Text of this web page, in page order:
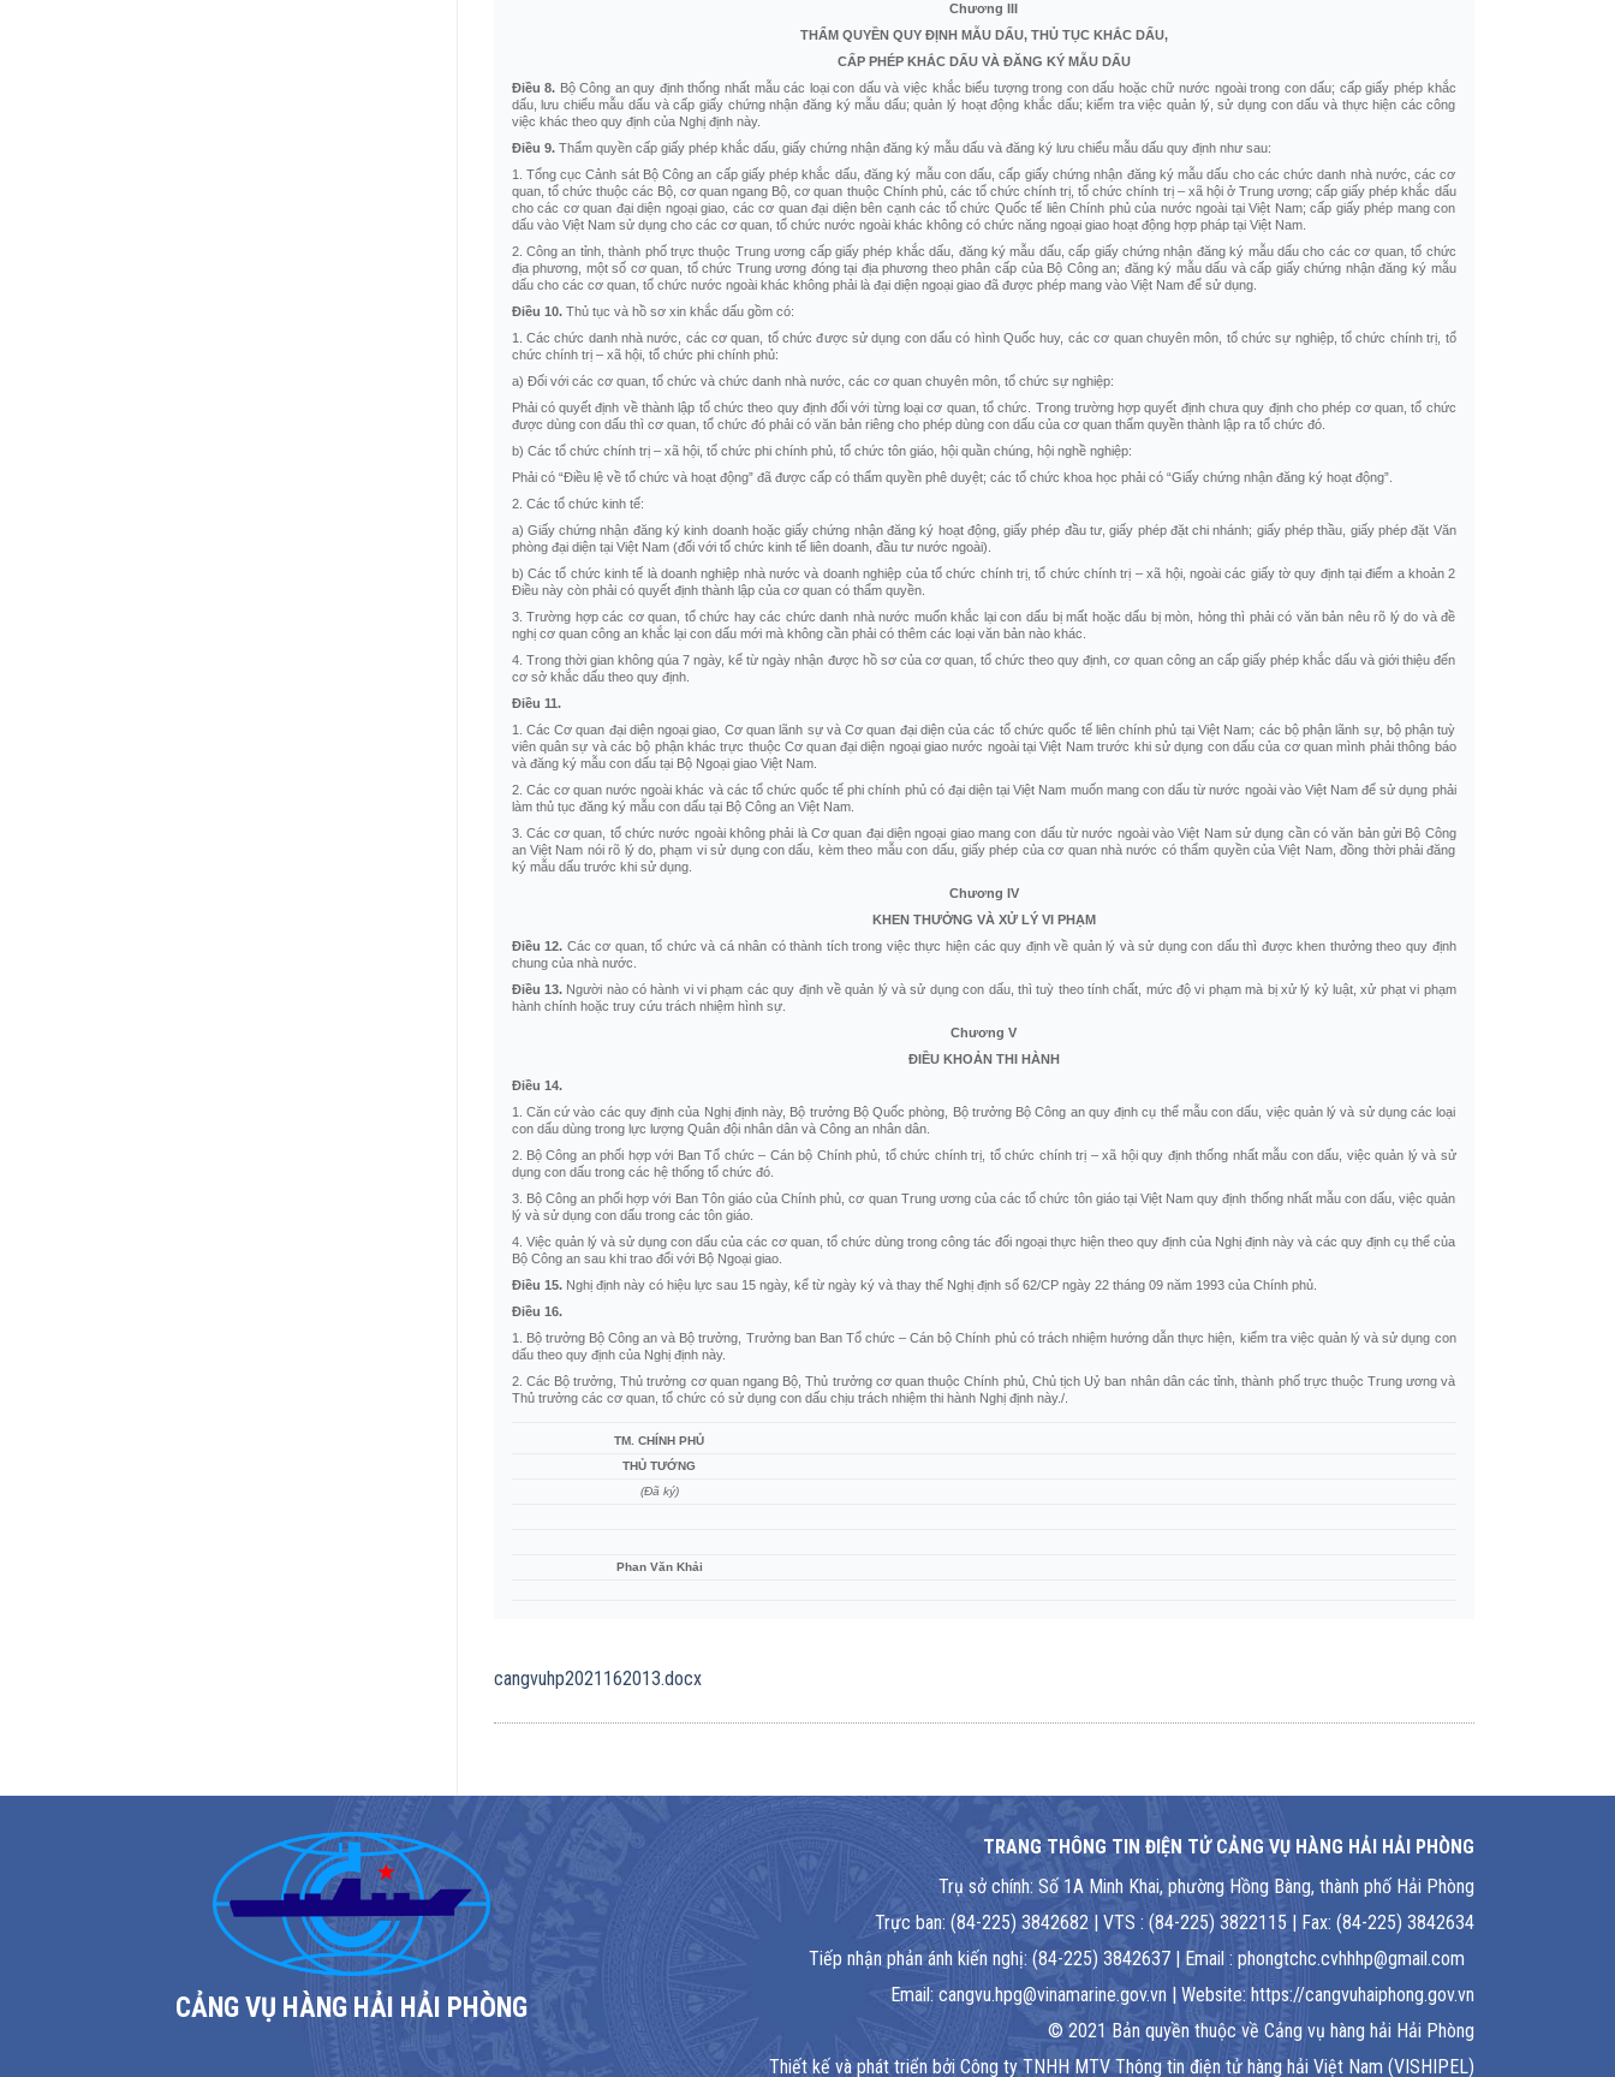
Chương III
THẨM QUYỀN QUY ĐỊNH MẪU DẤU, THỦ TỤC KHẮC DẤU,
CẤP PHÉP KHẮC DẤU VÀ ĐĂNG KÝ MẪU DẤU
Điều 8. Bộ Công an quy định thống nhất mẫu các loại con dấu và việc khắc biểu tượng trong con dấu hoặc chữ nước ngoài trong con dấu; cấp giấy phép khắc
dấu, lưu chiểu mẫu dấu và cấp giấy chứng nhận đăng ký mẫu dấu; quản lý hoạt động khắc dấu; kiểm tra việc quản lý, sử dụng con dấu và thực hiện các công
việc khác theo quy định của Nghị định này.
Điều 9. Thẩm quyền cấp giấy phép khắc dấu, giấy chứng nhận đăng ký mẫu dấu và đăng ký lưu chiểu mẫu dấu quy định như sau:
1. Tổng cục Cảnh sát Bộ Công an cấp giấy phép khắc dấu, đăng ký mẫu con dấu, cấp giấy chứng nhận đăng ký mẫu dấu cho các chức danh nhà nước, các cơ
quan, tổ chức thuộc các Bộ, cơ quan ngang Bộ, cơ quan thuộc Chính phủ, các tổ chức chính trị, tổ chức chính trị – xã hội ở Trung ương; cấp giấy phép khắc dấu
cho các cơ quan đại diện ngoại giao, các cơ quan đại diện bên cạnh các tổ chức Quốc tế liên Chính phủ của nước ngoài tại Việt Nam; cấp giấy phép mang con
dấu vào Việt Nam sử dụng cho các cơ quan, tổ chức nước ngoài khác không có chức năng ngoại giao hoạt động hợp pháp tại Việt Nam.
2. Công an tỉnh, thành phố trực thuộc Trung ương cấp giấy phép khắc dấu, đăng ký mẫu dấu, cấp giấy chứng nhận đăng ký mẫu dấu cho các cơ quan, tổ chức
địa phương, một số cơ quan, tổ chức Trung ương đóng tại địa phương theo phân cấp của Bộ Công an; đăng ký mẫu dấu và cấp giấy chứng nhận đăng ký mẫu
dấu cho các cơ quan, tổ chức nước ngoài khác không phải là đại diện ngoại giao đã được phép mang vào Việt Nam để sử dụng.
Điều 10. Thủ tục và hồ sơ xin khắc dấu gồm có:
1. Các chức danh nhà nước, các cơ quan, tổ chức được sử dụng con dấu có hình Quốc huy, các cơ quan chuyên môn, tổ chức sự nghiệp, tổ chức chính trị, tổ
chức chính trị – xã hội, tổ chức phi chính phủ:
a) Đối với các cơ quan, tổ chức và chức danh nhà nước, các cơ quan chuyên môn, tổ chức sự nghiệp:
Phải có quyết định về thành lập tổ chức theo quy định đối với từng loại cơ quan, tổ chức. Trong trường hợp quyết định chưa quy định cho phép cơ quan, tổ chức
được dùng con dấu thì cơ quan, tổ chức đó phải có văn bản riêng cho phép dùng con dấu của cơ quan thẩm quyền thành lập ra tổ chức đó.
b) Các tổ chức chính trị – xã hội, tổ chức phi chính phủ, tổ chức tôn giáo, hội quần chúng, hội nghề nghiệp:
Phải có “Điều lệ về tổ chức và hoạt động” đã được cấp có thẩm quyền phê duyệt; các tổ chức khoa học phải có “Giấy chứng nhận đăng ký hoạt động”.
2. Các tổ chức kinh tế:
a) Giấy chứng nhận đăng ký kinh doanh hoặc giấy chứng nhận đăng ký hoạt động, giấy phép đầu tư, giấy phép đặt chi nhánh; giấy phép thầu, giấy phép đặt Văn
phòng đại diện tại Việt Nam (đối với tổ chức kinh tế liên doanh, đầu tư nước ngoài).
b) Các tổ chức kinh tế là doanh nghiệp nhà nước và doanh nghiệp của tổ chức chính trị, tổ chức chính trị – xã hội, ngoài các giấy tờ quy định tại điểm a khoản 2
Điều này còn phải có quyết định thành lập của cơ quan có thẩm quyền.
3. Trường hợp các cơ quan, tổ chức hay các chức danh nhà nước muốn khắc lại con dấu bị mất hoặc dấu bị mòn, hỏng thì phải có văn bản nêu rõ lý do và đề
nghị cơ quan công an khắc lại con dấu mới mà không cần phải có thêm các loại văn bản nào khác.
4. Trong thời gian không qúa 7 ngày, kể từ ngày nhận được hồ sơ của cơ quan, tổ chức theo quy định, cơ quan công an cấp giấy phép khắc dấu và giới thiệu đến
cơ sở khắc dấu theo quy định.
Điều 11.
1. Các Cơ quan đại diện ngoại giao, Cơ quan lãnh sự và Cơ quan đại diện của các tổ chức quốc tế liên chính phủ tại Việt Nam; các bộ phận lãnh sự, bộ phận tuỳ
viên quân sự và các bộ phận khác trực thuộc Cơ quan đại diện ngoại giao nước ngoài tại Việt Nam trước khi sử dụng con dấu của cơ quan mình phải thông báo
và đăng ký mẫu con dấu tại Bộ Ngoại giao Việt Nam.
2. Các cơ quan nước ngoài khác và các tổ chức quốc tế phi chính phủ có đại diện tại Việt Nam muốn mang con dấu từ nước ngoài vào Việt Nam để sử dụng phải
làm thủ tục đăng ký mẫu con dấu tại Bộ Công an Việt Nam.
3. Các cơ quan, tổ chức nước ngoài không phải là Cơ quan đại diện ngoại giao mang con dấu từ nước ngoài vào Việt Nam sử dụng cần có văn bản gửi Bộ Công
an Việt Nam nói rõ lý do, phạm vi sử dụng con dấu, kèm theo mẫu con dấu, giấy phép của cơ quan nhà nước có thẩm quyền của Việt Nam, đồng thời phải đăng
ký mẫu dấu trước khi sử dụng.
Chương IV
KHEN THƯỞNG VÀ XỬ LÝ VI PHẠM
Điều 12. Các cơ quan, tổ chức và cá nhân có thành tích trong việc thực hiện các quy định về quản lý và sử dụng con dấu thì được khen thưởng theo quy định
chung của nhà nước.
Điều 13. Người nào có hành vi vi phạm các quy định về quản lý và sử dụng con dấu, thì tuỳ theo tính chất, mức độ vi phạm mà bị xử lý kỷ luật, xử phạt vi phạm
hành chính hoặc truy cứu trách nhiệm hình sự.
Chương V
ĐIỀU KHOẢN THI HÀNH
Điều 14.
1. Căn cứ vào các quy định của Nghị định này, Bộ trưởng Bộ Quốc phòng, Bộ trưởng Bộ Công an quy định cụ thể mẫu con dấu, việc quản lý và sử dụng các loại
con dấu dùng trong lực lượng Quân đội nhân dân và Công an nhân dân.
2. Bộ Công an phối hợp với Ban Tổ chức – Cán bộ Chính phủ, tổ chức chính trị, tổ chức chính trị – xã hội quy định thống nhất mẫu con dấu, việc quản lý và sử
dụng con dấu trong các hệ thống tổ chức đó.
3. Bộ Công an phối hợp với Ban Tôn giáo của Chính phủ, cơ quan Trung ương của các tổ chức tôn giáo tại Việt Nam quy định thống nhất mẫu con dấu, việc quản
lý và sử dụng con dấu trong các tôn giáo.
4. Việc quản lý và sử dụng con dấu của các cơ quan, tổ chức dùng trong công tác đối ngoại thực hiện theo quy định của Nghị định này và các quy định cụ thể của
Bộ Công an sau khi trao đổi với Bộ Ngoại giao.
Điều 15. Nghị định này có hiệu lực sau 15 ngày, kể từ ngày ký và thay thế Nghị định số 62/CP ngày 22 tháng 09 năm 1993 của Chính phủ.
Điều 16.
1. Bộ trưởng Bộ Công an và Bộ trưởng, Trưởng ban Ban Tổ chức – Cán bộ Chính phủ có trách nhiệm hướng dẫn thực hiện, kiểm tra việc quản lý và sử dụng con
dấu theo quy định của Nghị định này.
2. Các Bộ trưởng, Thủ trưởng cơ quan ngang Bộ, Thủ trưởng cơ quan thuộc Chính phủ, Chủ tịch Uỷ ban nhân dân các tỉnh, thành phố trực thuộc Trung ương và
Thủ trưởng các cơ quan, tổ chức có sử dụng con dấu chịu trách nhiệm thi hành Nghị định này./.
TM. CHÍNH PHỦ
THỦ TƯỚNG
(Đã ký)
Phan Văn Khải
cangvuhp2021162013.docx
CẢNG VỤ HÀNG HẢI HẢI PHÒNG
TRANG THÔNG TIN ĐIỆN TỬ CẢNG VỤ HÀNG HẢI HẢI PHÒNG
Trụ sở chính: Số 1A Minh Khai, phường Hồng Bàng, thành phố Hải Phòng
Trực ban: (84-225) 3842682 | VTS : (84-225) 3822115 | Fax: (84-225) 3842634
Tiếp nhận phản ánh kiến nghị: (84-225) 3842637 | Email : phongtchc.cvhhhp@gmail.com
Email: cangvu.hpg@vinamarine.gov.vn | Website: https://cangvuhaiphong.gov.vn
© 2021 Bản quyền thuộc về Cảng vụ hàng hải Hải Phòng
Thiết kế và phát triển bởi Công ty TNHH MTV Thông tin điện tử hàng hải Việt Nam (VISHIPEL)